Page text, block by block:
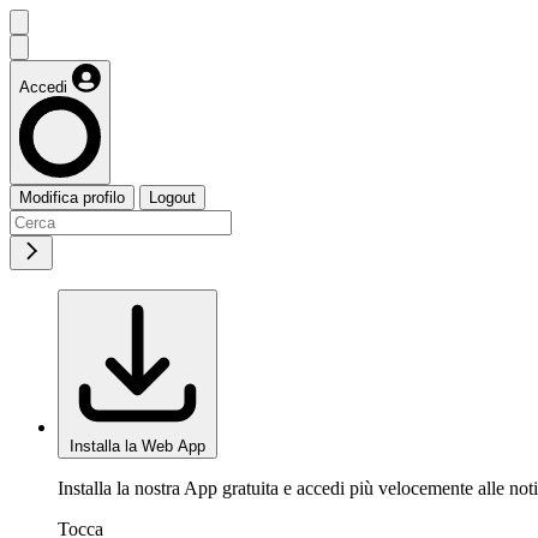
Accedi
Modifica profilo Logout
Installa la Web App
Installa la nostra App gratuita e accedi più velocemente alle
Tocca